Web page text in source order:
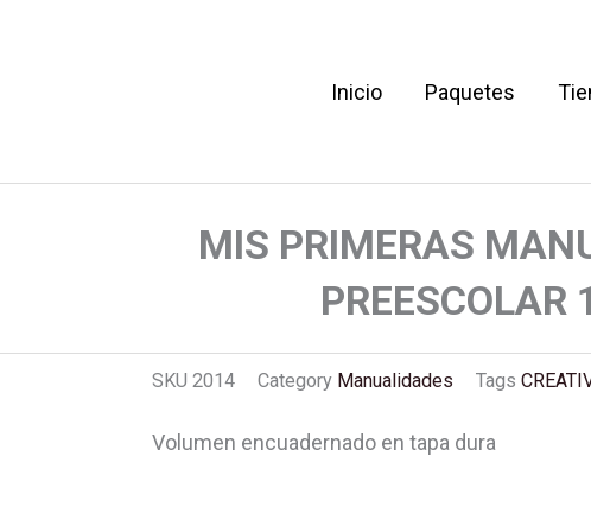
Inicio Paquetes
MIS PRIMERAS
PREESCOLAR
SKU 2014 Category Manualidades Tags
Volumen encuadernado en tapa dura